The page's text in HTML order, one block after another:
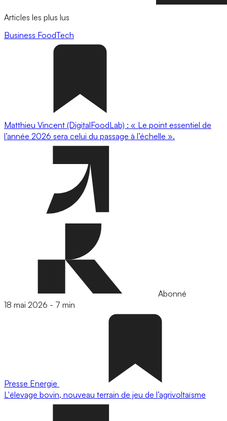
Articles les plus lus
Business FoodTech
Matthieu Vincent (DigitalFoodLab) : « Le point essentiel de
l’année 2026 sera celui du passage à l’échelle ».
Abonné
18 mai 2026 - 7 min
Presse Energie
L'élevage bovin, nouveau terrain de jeu de l’agrivoltaïsme